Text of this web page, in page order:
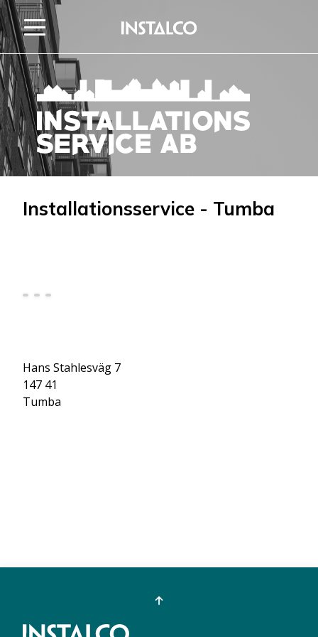
Zum Inhalt springen
Installationsservice - Tumba
Hans Stahlesväg 7
147 41
Tumba